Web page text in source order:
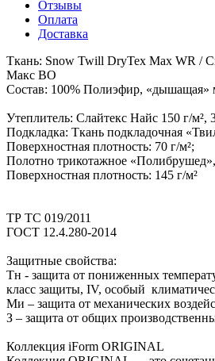
Отзывы
Оплата
Доставка
Ткань: Snow Twill DryTex Max WR /
Макс ВО
Состав: 100% Полиэфир, «дышащая»
Утеплитель: Слайтекс Найс 150 г/м²,
Подкладка: Ткань подкладочная
Поверхностная плотность: 70 г/м²;
Полотно трикотажное
Поверхностная плотность: 145 г/м²
ТР ТС 019/2011
ГОСТ 12.4.280-2014
Защитные свойства:
Тн - защита от пониженных
класс защиты, IV, особый
Ми – защита от механических
З – защита от общих
Коллекция iForm ORIGINAL